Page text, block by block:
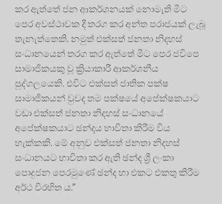
කර ඇත්තේ ජන ආකර්ශනයක් නොමැති මීට
පෙර අවස්ථාවක දී තරග කර අන්ත පරාජයක් ලැබූ
තැනැත්තෙකි. නමුත් එක්සත් ජනතා නිදහස්
සංධානයෙන් තරග කර ඇත්තේ මීට පෙර ජවිපෙ
සාමාජිකයකු වූ ක්‍රියාකාරී ආකර්ශනීය
පුද්ගලයෙකි. එවිට එක්සත් ජාතික පක්ෂ
සාමාජිකයන් වුවද තම පක්ෂයේ අපේක්ෂකයාට
වඩා එක්සත් ජනතා නිදහස් සංධානයේ
අපේක්ෂකයාට ඡන්දය භාවිතා කිරීම විය
හැක්කකි. මේ අනුව එක්සත් ජනතා නිදහස්
සංධානයට භාවිතා කර ඇති ඡන්ද ශ්‍රී ලංකා
පොදුජන පෙරමුණේ ඡන්ද හා එකට එකතු කිරීම
අර්ථ විරහිත ය.”